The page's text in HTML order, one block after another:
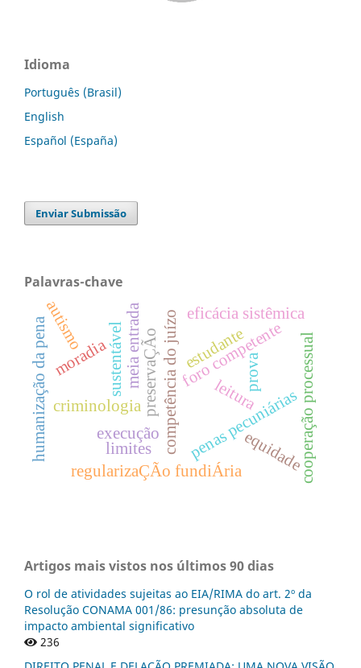
Idioma
Português (Brasil)
English
Español (España)
Enviar Submissão
Palavras-chave
penas pecuniárias
preservaÇÃo
criminologia
sustentável leitura
humanização da pena
regularizaÇÃo fundiÁria
moradia competência do juízo
execução cooperação processual
foro competente
eficácia sistêmica
equidade
limites
prova
estudante
meia entrada
autismo
Artigos mais vistos nos últimos 90 dias
O rol de atividades sujeitas ao EIA/RIMA do art. 2º da
Resolução CONAMA 001/86: presunção absoluta de
impacto ambiental significativo
236